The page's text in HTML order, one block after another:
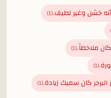
خشن وغير لطيف.(
1
)
ملاحَظاً.(
1
)
(
1
)
البرجر كان سميك زيادة.(
1
)